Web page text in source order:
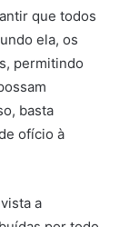
que todos
ela, os
permitindo
basta
ofício à
a